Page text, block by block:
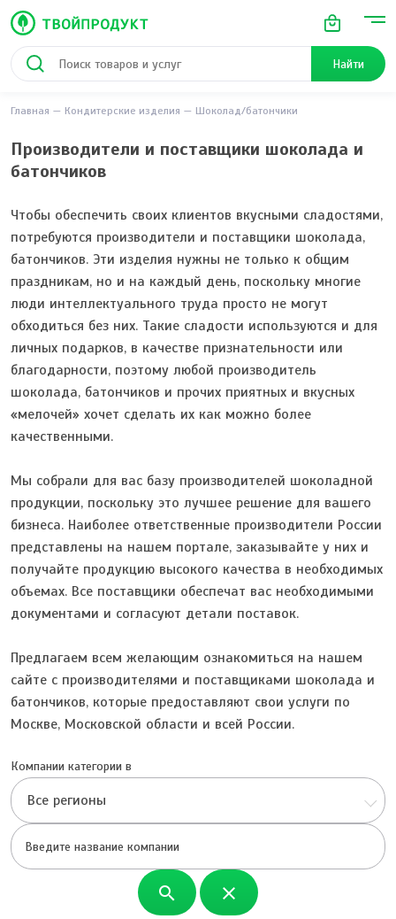
Найти
Главная Кондитерские изделия Шоколад/батончики
Производители и поставщики шоколада и
батончиков
Чтобы обеспечить своих клиентов вкусными сладостями,
потребуются производители и поставщики шоколада,
батончиков. Эти изделия нужны не только к общим
праздникам, но и на каждый день, поскольку многие
люди интеллектуального труда просто не могут
обходиться без них. Такие сладости используются и для
личных подарков, в качестве признательности или
благодарности, поэтому любой производитель
шоколада, батончиков и прочих приятных и вкусных
«мелочей» хочет сделать их как можно более
качественными.
Мы собрали для вас базу производителей шоколадной
продукции, поскольку это лучшее решение для вашего
бизнеса. Наиболее ответственные производители России
представлены на нашем портале, заказывайте у них и
получайте продукцию высокого качества в необходимых
объемах. Все поставщики обеспечат вас необходимыми
документами и согласуют детали поставок.
Предлагаем всем желающим ознакомиться на нашем
сайте с производителями и поставщиками шоколада и
батончиков, которые предоставляют свои услуги по
Москве, Московской области и всей России.
Компании категории в
Все регионы
search close